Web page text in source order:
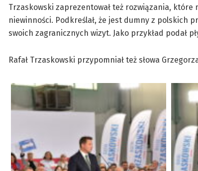
Trzaskowski zaprezentował też rozwiązania,
niewinności. Podkreślał, że jest dumny z polskich
swoich zagranicznych wizyt. Jako przykład podał
Rafał Trzaskowski przypomniał też słowa